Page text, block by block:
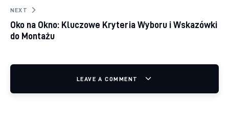
NEXT
Oko na Okno: Kluczowe Kryteria Wyboru i Wskazówki
do Montażu
LEAVE A COMMENT